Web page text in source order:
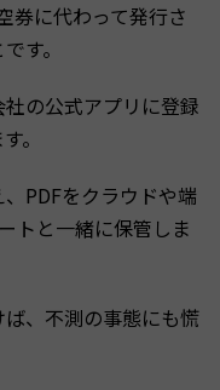
券に代わって発行さ
す。
の公式アプリに登録
。
PDFをクラウドや端
トと一緒に保管しま
、不測の事態にも慌